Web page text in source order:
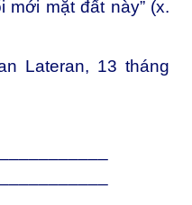
mới mặt đất này” (x.
Lateran, 13 tháng